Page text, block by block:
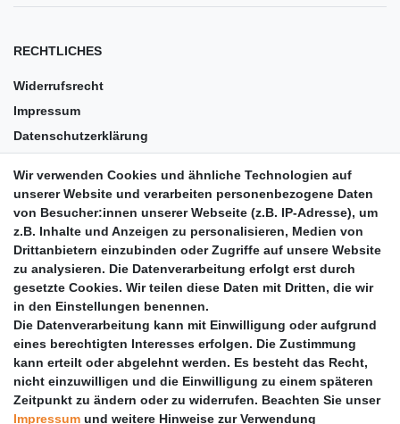
RECHTLICHES
Widerrufsrecht
Impressum
Datenschutzerklärung
Barrierefreiheit
Anleitungen
Vertrag widerrufen
PARTNER
DHL
GLS
PaketPLUS
Wir verwenden Cookies und ähnliche Technologien auf
unserer Website und verarbeiten personenbezogene Daten
von Besucher:innen unserer Webseite (z.B. IP-Adresse), um
z.B. Inhalte und Anzeigen zu personalisieren, Medien von
Drittanbietern einzubinden oder Zugriffe auf unsere Website
zu analysieren. Die Datenverarbeitung erfolgt erst durch
gesetzte Cookies. Wir teilen diese Daten mit Dritten, die wir
in den Einstellungen benennen.
Die Datenverarbeitung kann mit Einwilligung oder aufgrund
eines berechtigten Interesses erfolgen. Die Zustimmung
kann erteilt oder abgelehnt werden. Es besteht das Recht,
nicht einzuwilligen und die Einwilligung zu einem späteren
Zeitpunkt zu ändern oder zu widerrufen. Beachten Sie unser
Impressum und weitere Hinweise zur Verwendung